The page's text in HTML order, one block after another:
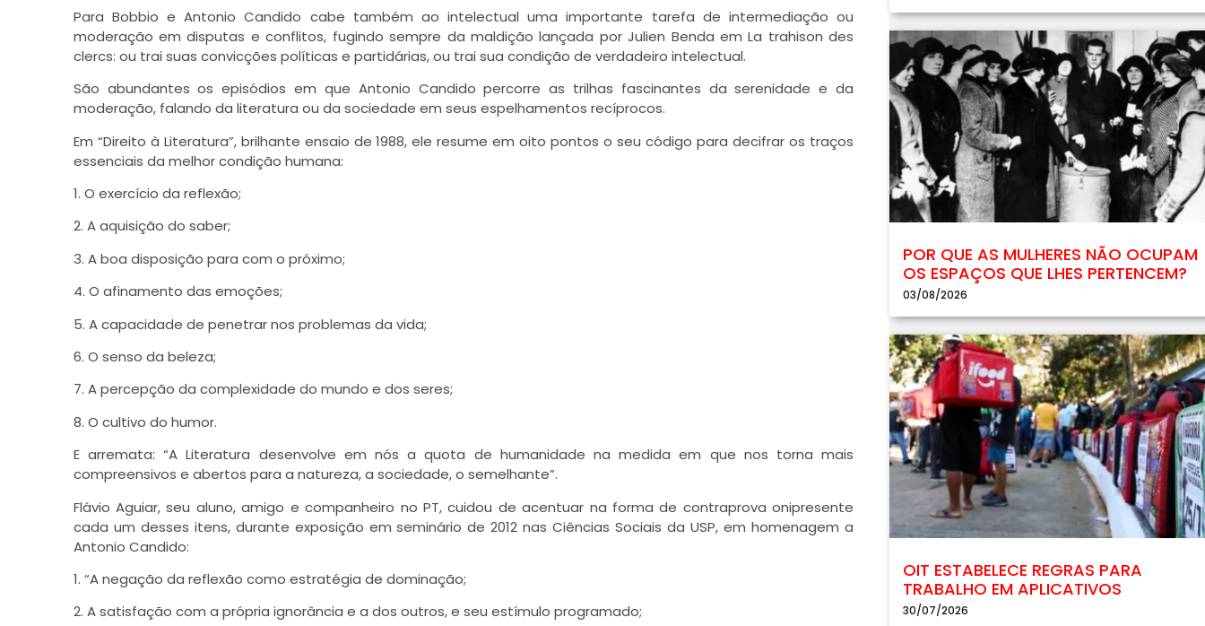
Para Bobbio e Antonio Candido cabe também ao intelectual uma importante tarefa de intermediação ou
moderação em disputas e conflitos, fugindo sempre da maldição lançada por Julien Benda em La trahison des
clercs: ou trai suas convicções políticas e partidárias, ou trai sua condição de verdadeiro intelectual.
São abundantes os episódios em que Antonio Candido percorre as trilhas fascinantes da serenidade e da
moderação, falando da literatura ou da sociedade em seus espelhamentos recíprocos.
Em “Direito à Literatura”, brilhante ensaio de 1988, ele resume em oito pontos o seu código para decifrar os traços
essenciais da melhor condição humana:
1. O exercício da reflexão;
2. A aquisição do saber;
3. A boa disposição para com o próximo;
4. O afinamento das emoções;
5. A capacidade de penetrar nos problemas da vida;
6. O senso da beleza;
7. A percepção da complexidade do mundo e dos seres;
8. O cultivo do humor.
E arremata: “A Literatura desenvolve em nós a quota de humanidade na medida em que nos torna mais
compreensivos e abertos para a natureza, a sociedade, o semelhante”.
Flávio Aguiar, seu aluno, amigo e companheiro no PT, cuidou de acentuar na forma de contraprova onipresente
cada um desses itens, durante exposição em seminário de 2012 nas Ciências Sociais da USP, em homenagem a
Antonio Candido:
1. “A negação da reflexão como estratégia de dominação;
2. A satisfação com a própria ignorância e a dos outros, e seu estímulo programado;
POR QUE AS MULHERES NÃO OCUPAM
OS ESPAÇOS QUE LHES PERTENCEM?
03/08/2026
OIT ESTABELECE REGRAS PARA
TRABALHO EM APLICATIVOS
30/07/2026